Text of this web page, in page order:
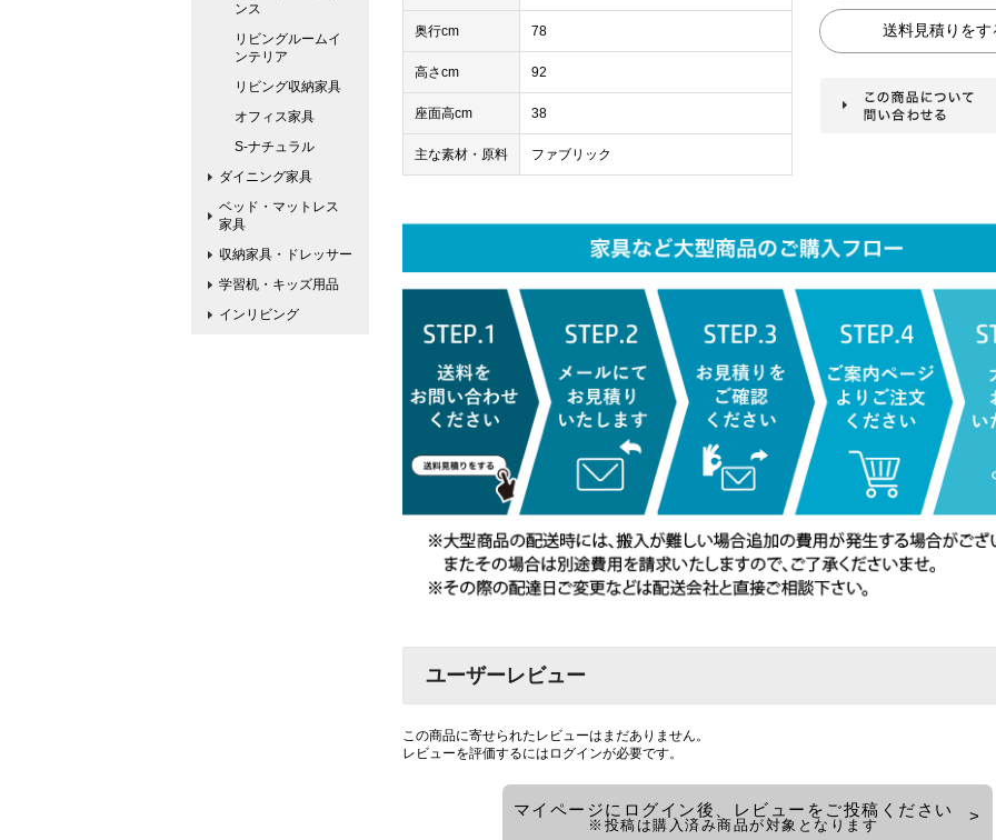
奥行cm 78
高さcm 92
座面高cm 38
主な素材・原料 ファブリック
ユーザーレビュー
この商品に寄せられたレビューはまだありません。
レビューを評価するには ログインが必要です。
マイページにログイン後、レビューをご投稿ください
※投稿は購入済み商品が対象となります
ンス
リビングルームイ
ンテリア
リビング収納家具
オフィス家具
S-ナチュラル
ダイニング家具
ベッド・マットレス
家具
収納家具・ドレッサー
学習机・キッズ用品
インリビング